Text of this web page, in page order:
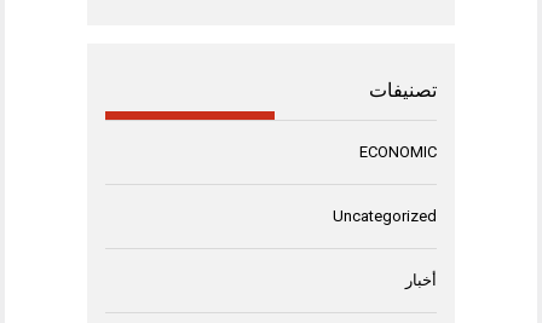
تصنيفات
ECONOMIC
Uncategorized
أخبار